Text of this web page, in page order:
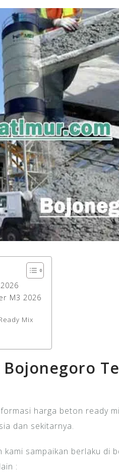
M3 2026
Mix
harga beton ready
dan sekitarnya.
sampaikan berlaku di
: